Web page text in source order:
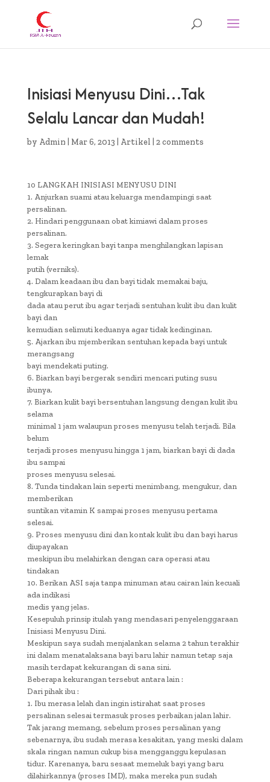
Inisiasi Menyusu Dini…Tak
Selalu Lancar dan Mudah!
by Admin Mar 6, 2013 Artikel 2 comments
10 LANGKAH INISIASI MENYUSU DINI
1. Anjurkan suami atau keluarga mendampingi saat
persalinan.
2. Hindari penggunaan obat kimiawi dalam proses
persalinan.
3. Segera keringkan bayi tanpa menghilangkan lapisan
lemak
putih (verniks).
4. Dalam keadaan ibu dan bayi tidak memakai baju,
tengkurapkan bayi di
dada atau perut ibu agar terjadi sentuhan kulit ibu dan kulit
bayi dan
kemudian selimuti keduanya agar tidak kedinginan.
5. Ajarkan ibu mjemberikan sentuhan kepada bayi untuk
merangsang
bayi mendekati puting.
6. Biarkan bayi bergerak sendiri mencari puting susu
ibunya.
7. Biarkan kulit bayi bersentuhan langsung dengan kulit ibu
selama
minimal 1 jam walaupun proses menyusu telah terjadi. Bila
belum
terjadi proses menyusu hingga 1 jam, biarkan bayi di dada
ibu sampai
proses menyusu selesai.
8. Tunda tindakan lain seperti menimbang, mengukur, dan
memberikan
suntikan vitamin K sampai proses menyusu pertama
selesai.
9. Proses menyusu dini dan kontak kulit ibu dan bayi harus
diupayakan
meskipun ibu melahirkan dengan cara operasi atau
tindakan
10. Berikan ASI saja tanpa minuman atau cairan lain kecuali
ada indikasi
medis yang jelas.
Kesepuluh prinsip itulah yang mendasari penyelenggaraan
Inisiasi Menyusu Dini.
Meskipun saya sudah menjalankan selama 2 tahun terakhir
ini dalam menatalaksana bayi baru lahir namun tetap saja
masih terdapat kekurangan di sana sini.
Beberapa kekurangan tersebut antara lain :
Dari pihak ibu :
1. Ibu merasa lelah dan ingin istirahat saat proses
persalinan selesai termasuk proses perbaikan jalan lahir.
Tak jarang memang, sebelum proses persalinan yang
sebenarnya, ibu sudah merasa kesakitan, yang meski dalam
skala ringan namun cukup bisa mengganggu kepulasan
tidur. Karenanya, baru sesaat memeluk bayi yang baru
dilahirkannya (proses IMD), maka mereka pun sudah